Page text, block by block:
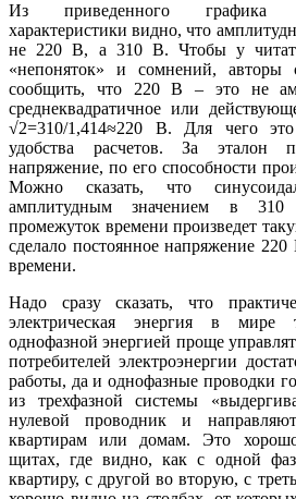
Из приведенного графика
характеристики видно, что
не 220 В, а 310 В. Чтобы у
«непоняток» и сомнений, авторы
сообщить, что 220 В – это не
среднеквадратичное или
√2=310/1,414≈220 В. Для чего это
удобства расчетов. За эталон
напряжение, по его способности
Можно сказать, что
амплитудным значением в
промежуток времени произведет
сделало постоянное напряжение
времени.
Надо сразу сказать, что
электрическая энергия в мире
однофазной энергией проще
потребителей электроэнергии
работы, да и однофазные проводки
из трехфазной системы
нулевой проводник и
квартирам или домам. Это
щитах, где видно, как с одной
квартиру, с другой во вторую, с